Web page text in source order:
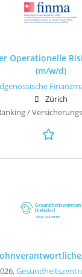
Operationelle
(m/w/d)
Zürich
/